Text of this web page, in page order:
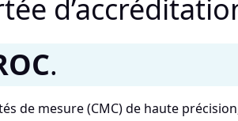
.
de mesure (CMC) de haute